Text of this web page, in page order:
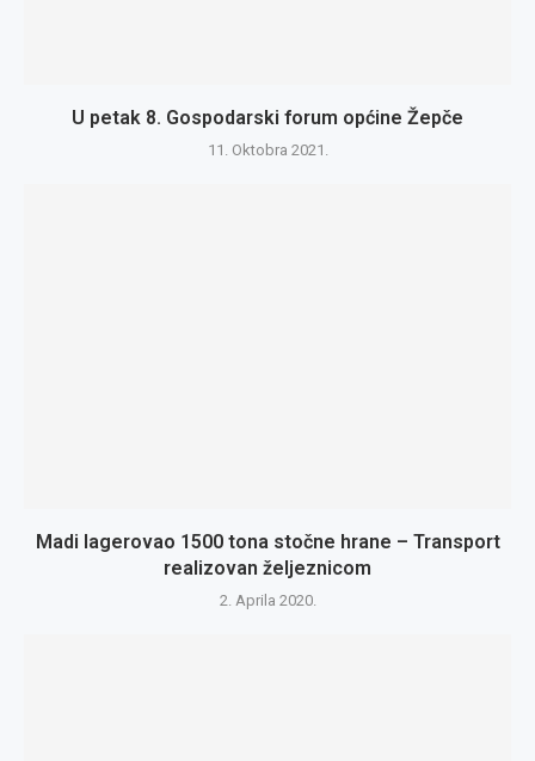
U petak 8. Gospodarski forum općine Žepče
11. Oktobra 2021.
Madi lagerovao 1500 tona stočne hrane – Transport
realizovan željeznicom
2. Aprila 2020.